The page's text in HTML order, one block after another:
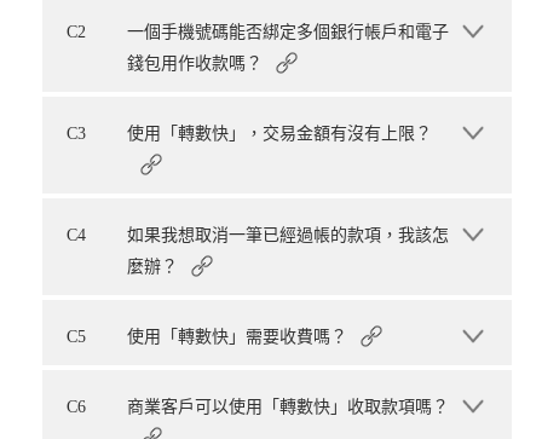
C2
一個手機號碼能否綁定多個銀行帳戶和電子
錢包用作收款嗎？
C3 使用「轉數快」，交易金額有沒有上限？
C4
如果我想取消一筆已經過帳的款項，我該怎
麼辦？
C5 使用「轉數快」需要收費嗎？
C6 商業客戶可以使用「轉數快」收取款項嗎？